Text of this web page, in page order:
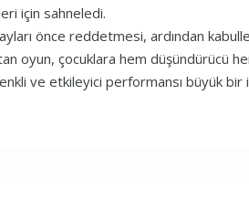
için sahneledi.
önce reddetmesi, ardından
oyun, çocuklara hem düşündürücü
ve etkileyici performansı büyük bir